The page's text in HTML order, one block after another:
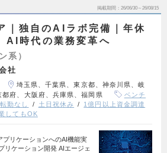
掲載期間 26/06/30～26/08/15
｜独自のAIラボ完備｜年休
AI時代の業務変革へ
系）
社
埼玉県、千葉県、東京都、神奈川県、岐
府、大阪府、兵庫県、福岡県
ベンチ
転勤なし 土日祝休み
1億円以上資金調達
してもOK
リケーションへのAI機能実
リケーション開発 AIエージェ